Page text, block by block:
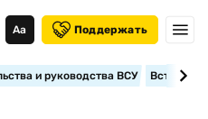
Аа Поддержать
и руководства ВСУ